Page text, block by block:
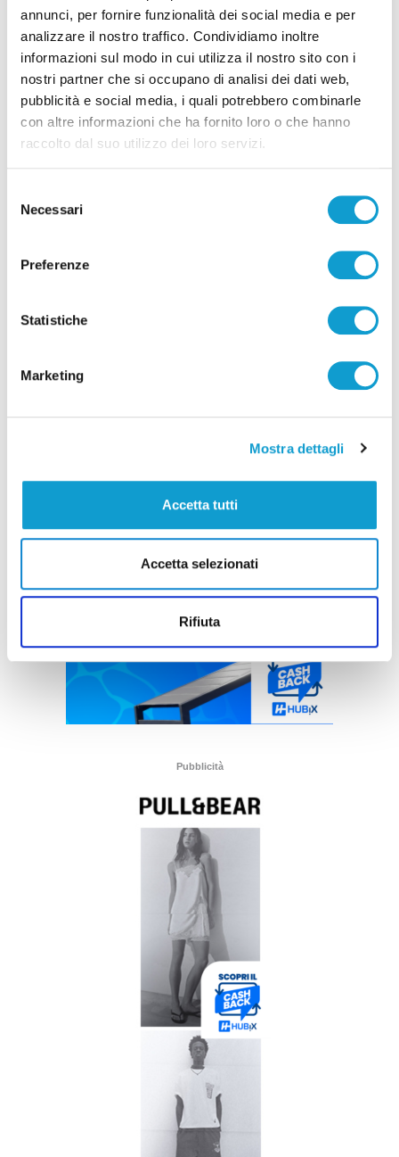
annunci, per fornire funzionalità dei social media e per
analizzare il nostro traffico. Condividiamo inoltre
informazioni sul modo in cui utilizza il nostro sito con i
nostri partner che si occupano di analisi dei dati web,
pubblicità e social media, i quali potrebbero combinarle
con altre informazioni che ha fornito loro o che hanno
raccolto dal suo utilizzo dei loro servizi.
delNecessari
Preferenze
Statistiche
Marketing
Mostra dettagli
Accetta tutti
Accetta selezionati
Rifiuta
di Pierluigi Dorotei
Pubblicità